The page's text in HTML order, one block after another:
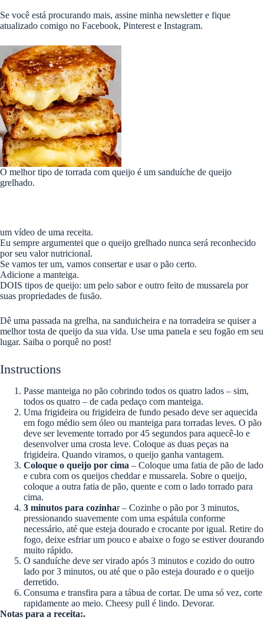
Se você está procurando mais, assine minha newsletter e fique
atualizado comigo no Facebook, Pinterest e Instagram.
O melhor tipo de torrada com queijo é um sanduíche de queijo
grelhado.
um vídeo de uma receita.
Eu sempre argumentei que o queijo grelhado nunca será reconhecido
por seu valor nutricional.
Se vamos ter um, vamos consertar e usar o pão certo.
Adicione a manteiga.
DOIS tipos de queijo: um pelo sabor e outro feito de mussarela por
suas propriedades de fusão.
Dê uma passada na grelha, na sanduicheira e na torradeira se quiser a
melhor tosta de queijo da sua vida. Use uma panela e seu fogão em seu
lugar. Saiba o porquê no post!
Instructions
Passe manteiga no pão cobrindo todos os quatro lados – sim,
todos os quatro – de cada pedaço com manteiga.
Uma frigideira ou frigideira de fundo pesado deve ser aquecida
em fogo médio sem óleo ou manteiga para torradas leves. O pão
deve ser levemente torrado por 45 segundos para aquecê-lo e
desenvolver uma crosta leve. Coloque as duas peças na
frigideira. Quando viramos, o queijo ganha vantagem.
Coloque o queijo por cima – Coloque uma fatia de pão de lado
e cubra com os queijos cheddar e mussarela. Sobre o queijo,
coloque a outra fatia de pão, quente e com o lado torrado para
cima.
3 minutos para cozinhar – Cozinhe o pão por 3 minutos,
pressionando suavemente com uma espátula conforme
necessário, até que esteja dourado e crocante por igual. Retire do
fogo, deixe esfriar um pouco e abaixe o fogo se estiver dourando
muito rápido.
O sanduíche deve ser virado após 3 minutos e cozido do outro
lado por 3 minutos, ou até que o pão esteja dourado e o queijo
derretido.
Consuma e transfira para a tábua de cortar. De uma só vez, corte
rapidamente ao meio. Cheesy pull é lindo. Devorar.
Notas para a receita:.